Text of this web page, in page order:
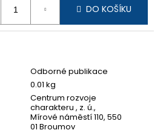
DO KOŠÍKU
Odborné publikace
0.01 kg
Centrum rozvoje
charakteru , z. ú.,
Mírové náměstí 110, 550
01 Broumov